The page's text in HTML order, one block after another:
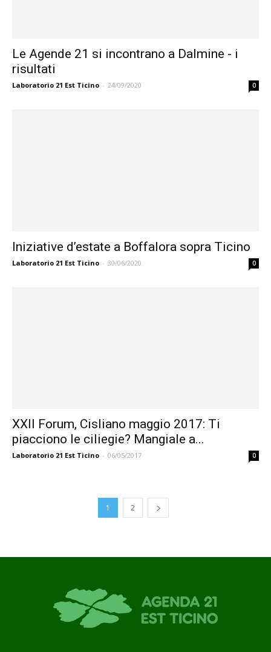
Le Agende 21 si incontrano a Dalmine - i
risultati
Laboratorio 21 Est Ticino - 24/09/2020 0
Iniziative d’estate a Boffalora sopra Ticino
Laboratorio 21 Est Ticino - 30/06/2020 0
XXII Forum, Cisliano maggio 2017: Ti
piacciono le ciliegie? Mangiale a...
Laboratorio 21 Est Ticino - 06/05/2017 0
1 2